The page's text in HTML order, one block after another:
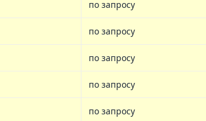
по запросу
по запросу
по запросу
по запросу
по запросу